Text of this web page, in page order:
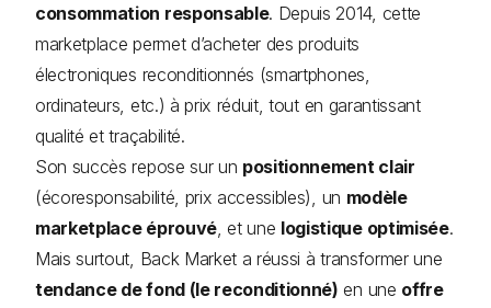
consommation responsable. Depuis 2014, cette
marketplace permet d’acheter des produits
électroniques reconditionnés (smartphones,
ordinateurs, etc.) à prix réduit, tout en garantissant
qualité et traçabilité.
Son succès repose sur un positionnement clair
(écoresponsabilité, prix accessibles), un modèle
marketplace éprouvé, et une logistique optimisée.
Mais surtout, Back Market a réussi à transformer une
tendance de fond (le reconditionné) en une offre